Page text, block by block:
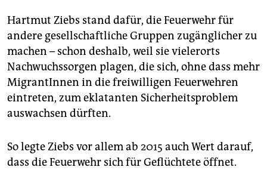
Hartmut Ziebs stand dafür, die Feuerwehr für
andere gesellschaftliche Gruppen zugänglicher zu
machen – schon deshalb, weil sie vielerorts
Nachwuchssorgen plagen, die sich, ohne dass mehr
MigrantInnen in die freiwilligen Feuerwehren
eintreten, zum eklatanten Sicherheitsproblem
auswachsen dürften.
So legte Ziebs vor allem ab 2015 auch Wert darauf,
dass die Feuerwehr sich für Geflüchtete öffnet.